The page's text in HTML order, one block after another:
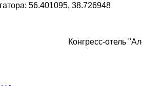
56.401095, 38.726948
Конгресс-отель